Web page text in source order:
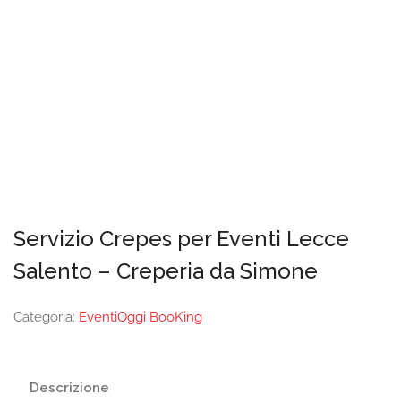
Servizio Crepes per Eventi Lecce
Salento – Creperia da Simone
Categoria: EventiOggi BooKing
Descrizione